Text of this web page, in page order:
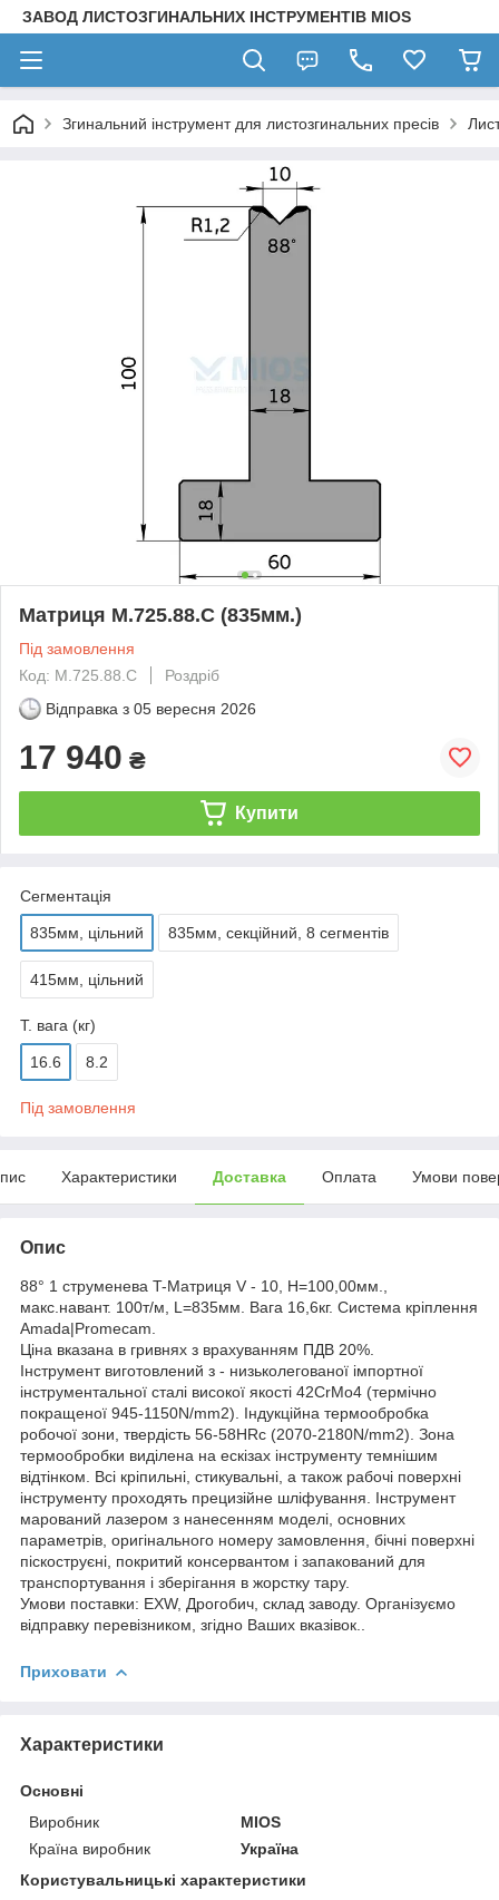
ЗАВОД ЛИСТОЗГИНАЛЬНИХ ІНСТРУМЕНТІВ MIOS
Згинальний інструмент для листозгинальних пресів
Матриця M.725.88.C (835мм.)
Під замовлення
Код: M.725.88.C
Роздріб
Відправка з 05 вересня 2026
17 940 ₴
Купити
Сегментація
835мм, цільний 835мм, секційний, 8 сегментів
415мм, цільний
Т. вага (кг)
16.6 8.2
Під замовлення
Характеристики Доставка Оплата Умови
Опис
88° 1 струменева T-Матриця V - 10, H=100,00мм.,
макс.навант. 100т/м, L=835мм. Вага 16,6кг. Система кріплення
Amada|Promecam.
Ціна вказана в гривнях з врахуванням ПДВ 20%.
Інструмент виготовлений з - низьколегованої імпортної
інструментальної сталі високої якості 42CrMo4 (термічно
покращеної 945-1150N/mm2). Індукційна термообробка
робочої зони, твердість 56-58HRc (2070-2180N/mm2). Зона
термообробки виділена на ескізах інструменту темнішим
відтінком. Всі кріпильні, стикувальні, а також рабочі поверхні
інструменту проходять прецизійне шліфування. Інструмент
марований лазером з нанесенням моделі, основних
параметрів, оригінального номеру замовлення, бічні поверхні
піскоструєні, покритий консервантом і запакований для
транспортування і зберігання в жорстку тару.
Умови поставки: EXW, Дрогобич, склад заводу. Організуємо
відправку перевізником, згідно Ваших вказівок..
Приховати
Характеристики
Основні
Виробник
MIOS
Країна виробник
Україна
Користувальницькі характеристики